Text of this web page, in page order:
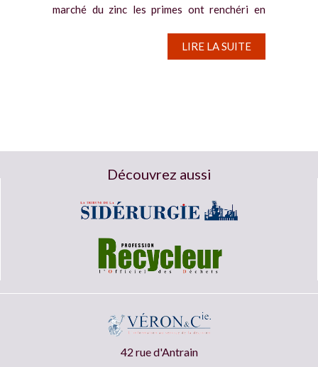
marché du zinc les primes ont renchéri en
LIRE LA SUITE
Découvrez aussi
42 rue d'Antrain